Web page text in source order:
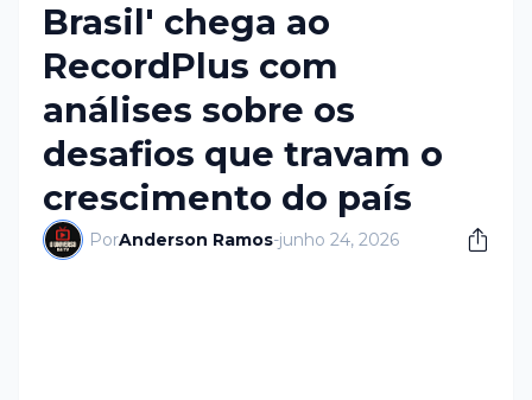
Brasil' chega ao
RecordPlus com
análises sobre os
desafios que travam o
crescimento do país
PorAnderson Ramos-junho 24, 2026